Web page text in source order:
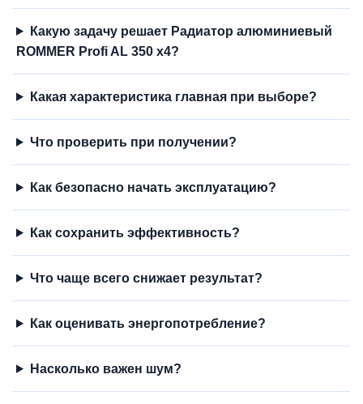
Какую задачу решает Радиатор алюминиевый
ROMMER Profi AL 350 x4?
Какая характеристика главная при выборе?
Что проверить при получении?
Как безопасно начать эксплуатацию?
Как сохранить эффективность?
Что чаще всего снижает результат?
Как оценивать энергопотребление?
Насколько важен шум?